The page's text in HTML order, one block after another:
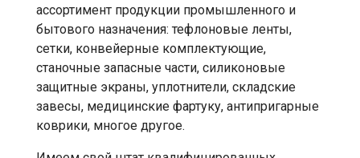
ассортимент продукции промышленного и
бытового назначения: тефлоновые ленты,
сетки, конвейерные комплектующие,
станочные запасные части, силиконовые
защитные экраны, уплотнители, складские
завесы, медицинские фартуку, антипригарные
коврики, многое другое.